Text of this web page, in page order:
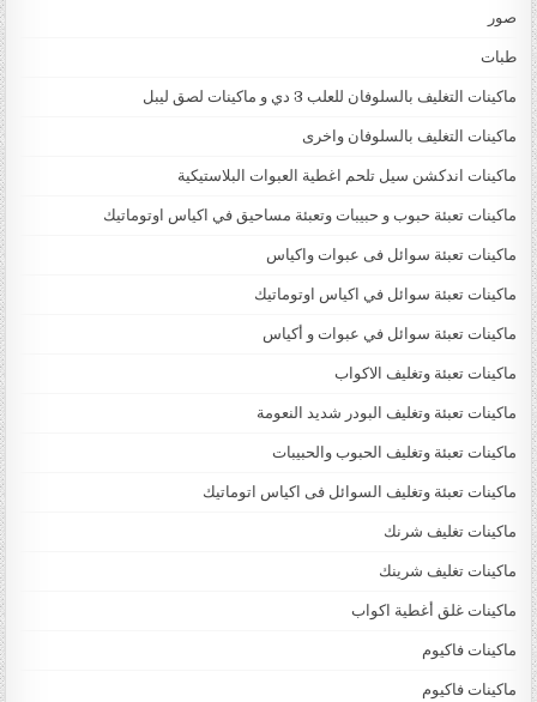
صور
طبات
ماكينات التغليف بالسلوفان للعلب 3 دي و ماكينات لصق ليبل
ماكينات التغليف بالسلوفان واخرى
ماكينات اندكشن سيل تلحم اغطية العبوات البلاستيكية
ماكينات تعبئة حبوب و حبيبات وتعبئة مساحيق في اكياس اوتوماتيك
ماكينات تعبئة سوائل فى عبوات واكياس
ماكينات تعبئة سوائل في اكياس اوتوماتيك
ماكينات تعبئة سوائل في عبوات و أكياس
ماكينات تعبئة وتغليف الاكواب
ماكينات تعبئة وتغليف البودر شديد النعومة
ماكينات تعبئة وتغليف الحبوب والحبيبات
ماكينات تعبئة وتغليف السوائل فى اكياس اتوماتيك
ماكينات تغليف شرنك
ماكينات تغليف شرينك
ماكينات غلق أغطية اكواب
ماكينات فاكيوم
ماكينات فاكيوم